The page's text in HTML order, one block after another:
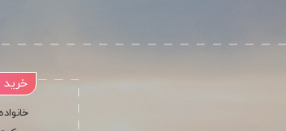
خرید